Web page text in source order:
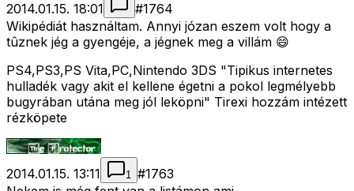
2014.01.15. 18:01 #1764
Wikipédiát használtam. Annyi józan eszem volt hogy a
tûznek jég a gyengéje, a jégnek meg a villám 😄
PS4,PS3,PS Vita,PC,Nintendo 3DS "Tipikus internetes
hulladék vagy akit el kellene égetni a pokol legmélyebb
bugyrában utána meg jól leköpni" Tirexi hozzám intézett
rézköpete
2014.01.15. 13:11 1 #1763